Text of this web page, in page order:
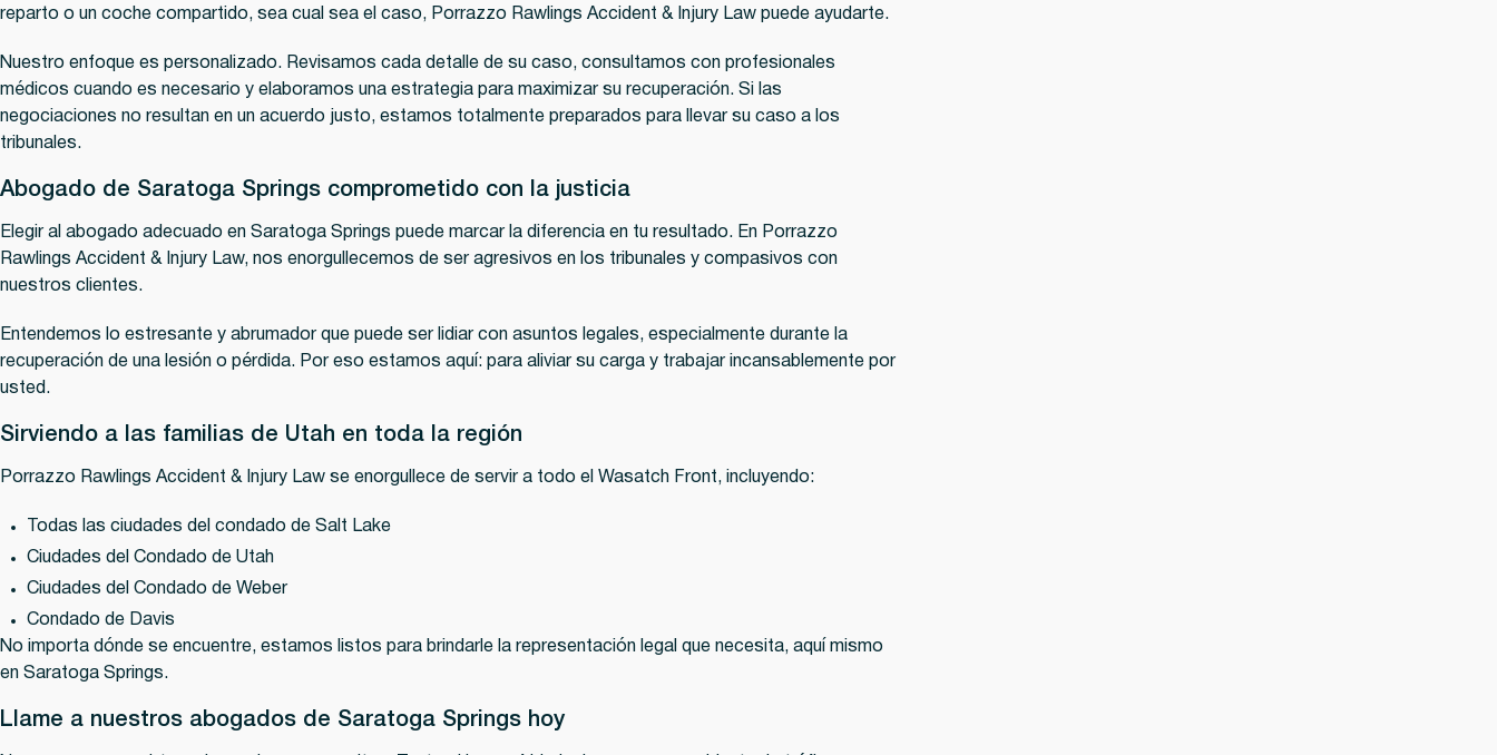
reparto o un coche compartido, sea cual sea el caso, Porrazzo Rawlings Accident & Injury Law puede ayudarte.
Nuestro enfoque es personalizado. Revisamos cada detalle de su caso, consultamos con profesionales
médicos cuando es necesario y elaboramos una estrategia para maximizar su recuperación. Si las
negociaciones no resultan en un acuerdo justo, estamos totalmente preparados para llevar su caso a los
tribunales.
Abogado de Saratoga Springs comprometido con la justicia
Elegir al abogado adecuado en Saratoga Springs puede marcar la diferencia en tu resultado. En Porrazzo
Rawlings Accident & Injury Law, nos enorgullecemos de ser agresivos en los tribunales y compasivos con
nuestros clientes.
Entendemos lo estresante y abrumador que puede ser lidiar con asuntos legales, especialmente durante la
recuperación de una lesión o pérdida. Por eso estamos aquí: para aliviar su carga y trabajar incansablemente por
usted.
Sirviendo a las familias de Utah en toda la región
Porrazzo Rawlings Accident & Injury Law se enorgullece de servir a todo el Wasatch Front, incluyendo:
Todas las ciudades del condado de Salt Lake
Ciudades del Condado de Utah
Ciudades del Condado de Weber
Condado de Davis
No importa dónde se encuentre, estamos listos para brindarle la representación legal que necesita, aquí mismo
en Saratoga Springs.
Llame a nuestros abogados de Saratoga Springs hoy